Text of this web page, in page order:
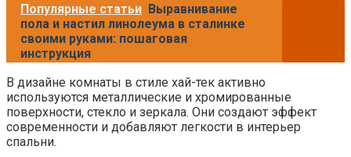
Популярные статьи Выравнивание
пола и настил линолеума в сталинке
своими руками: пошаговая
инструкция
В дизайне комнаты в стиле хай-тек активно
используются металлические и хромированные
поверхности, стекло и зеркала. Они создают эффект
современности и добавляют легкости в интерьер
спальни.